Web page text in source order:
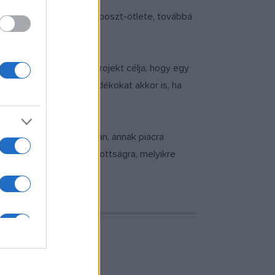
Dorottya Fesztiválkomposzt-ötlete, továbbá
ismerte el. A projekt célja, hogy egy
az apró hulladékokat akkor is, ha
megvalósításában, annak piacra
körű támogatottságra, melyikre